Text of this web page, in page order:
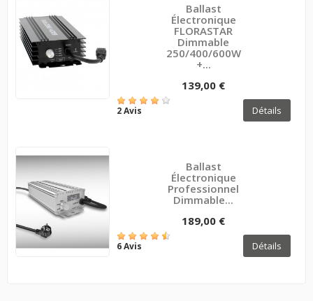
Ballast
Électronique
FLORASTAR
Dimmable
250/400/600W
+...
139,00 €
2 Avis Détails
Ballast
Électronique
Professionnel
Dimmable...
189,00 €
6 Avis Détails